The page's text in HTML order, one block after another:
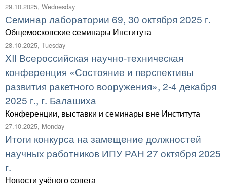
29.10.2025, Wednesday
Семинар лаборатории 69, 30 октября 2025 г.
Общемосковские семинары Института
28.10.2025, Tuesday
XII Всероссийская научно-техническая
конференция «Состояние и перспективы
развития ракетного вооружения», 2-4 декабря
2025 г., г. Балашиха
Конференции, выставки и семинары вне Института
27.10.2025, Monday
Итоги конкурса на замещение должностей
научных работников ИПУ РАН 27 октября 2025
г.
Новости учёного совета